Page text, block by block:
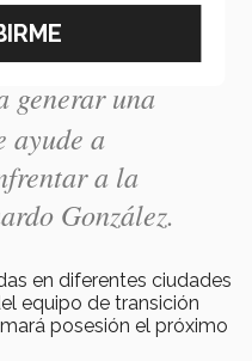
específica al
generar una
ayude a
a la
González.
en diferentes ciudades
equipo de transición
posesión el próximo